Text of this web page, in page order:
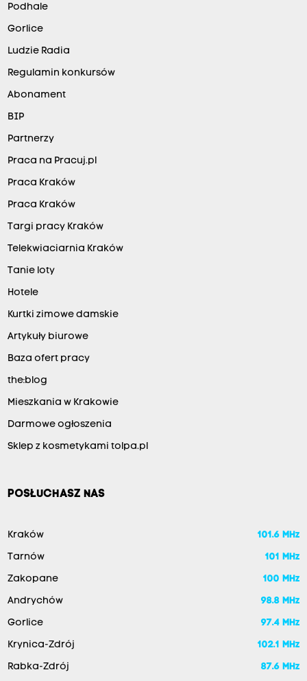
Podhale
Gorlice
Ludzie Radia
Regulamin konkursów
Abonament
BIP
Partnerzy
Praca na Pracuj.pl
Praca Kraków
Praca Kraków
Targi pracy Kraków
Telekwiaciarnia Kraków
Tanie loty
Hotele
Kurtki zimowe damskie
Artykuły biurowe
Baza ofert pracy
the:blog
Mieszkania w Krakowie
Darmowe ogłoszenia
Sklep z kosmetykami tolpa.pl
POSŁUCHASZ NAS
Kraków 101.6 MHz
Tarnów 101 MHz
Zakopane 100 MHz
Andrychów 98.8 MHz
Gorlice 97.4 MHz
Krynica-Zdrój 102.1 MHz
Rabka-Zdrój 87.6 MHz